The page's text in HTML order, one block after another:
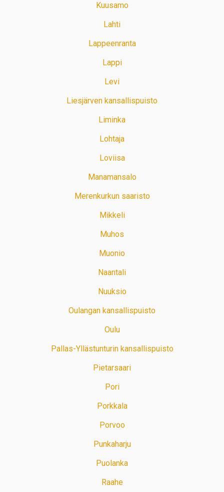
Kuusamo
Lahti
Lappeenranta
Lappi
Levi
Liesjärven kansallispuisto
Liminka
Lohtaja
Loviisa
Manamansalo
Merenkurkun saaristo
Mikkeli
Muhos
Muonio
Naantali
Nuuksio
Oulangan kansallispuisto
Oulu
Pallas-Yllästunturin kansallispuisto
Pietarsaari
Pori
Porkkala
Porvoo
Punkaharju
Puolanka
Raahe